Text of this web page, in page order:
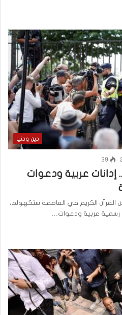
دين ودنيا
39
عربية ودعوات
القرآن الكريم في العاصمة ستكهولم،
رسمية عربية ودعوات…